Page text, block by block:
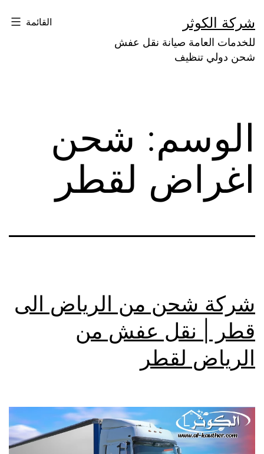
إلى
المحتوى
شركة الكوثر
للخدمات العامة صيانة نقل عفش
شحن دولي تنظيف
القائمة
الوسم: شحن
اغراض لقطر
شركة شحن من الرياض الى
قطر | نقل عفش من
الرياض لقطر